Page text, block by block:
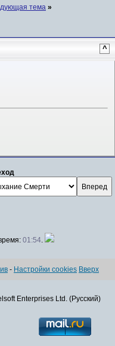
тема »
^
01:54.
- Настройки cookies Вверх
Enterprises Ltd. (Русский)